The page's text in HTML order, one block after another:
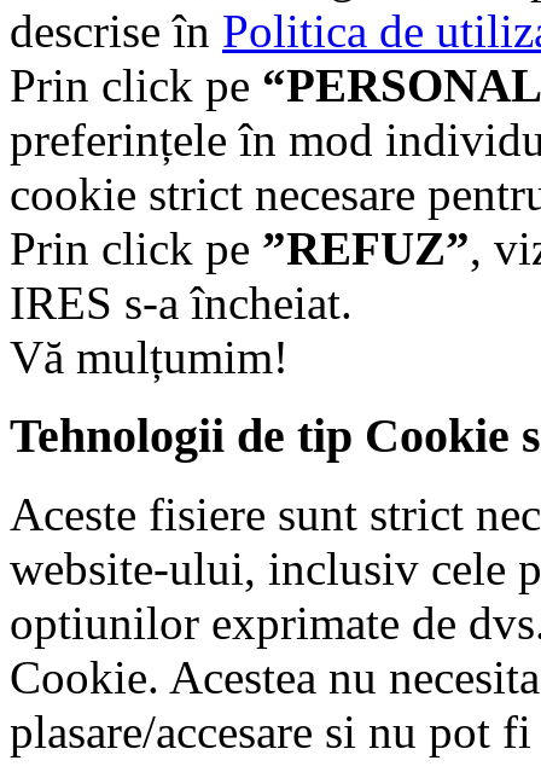
descrise în Politica de
Prin click pe
preferințele în mod
cookie strict necesare
Prin click pe ”REFUZ”,
IRES s-a încheiat.
Vă mulțumim!
Tehnologii de tip Cookie
Aceste fisiere sunt strict
website-ului, inclusiv cele
optiunilor exprimate de
Cookie. Acestea nu
plasare/accesare si nu pot